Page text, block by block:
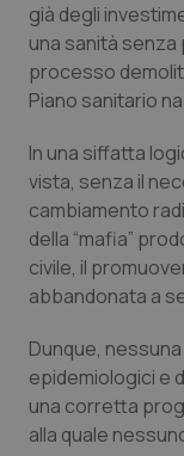
Tumori
Ulcera &
Vaccini
già degli
una sanità
processo
Piano sanitario
In una siffatta
vista, senza il
cambiamento
della “mafia”
civile, il
abbandonata a
Dunque,
epidemiologici e
una corretta
alla quale